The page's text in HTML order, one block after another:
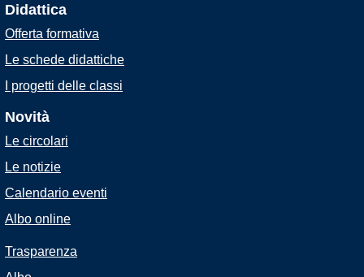
Didattica
Offerta formativa
Le schede didattiche
I progetti delle classi
Novità
Le circolari
Le notizie
Calendario eventi
Albo online
Trasparenza